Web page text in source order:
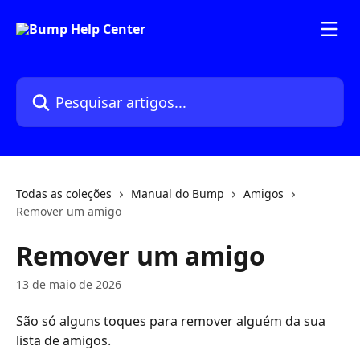
Pesquisar artigos...
Todas as coleções Manual do Bump
Amigos
Remover um amigo
Remover um amigo
13 de maio de 2026
São só alguns toques para remover alguém da sua
lista de amigos.